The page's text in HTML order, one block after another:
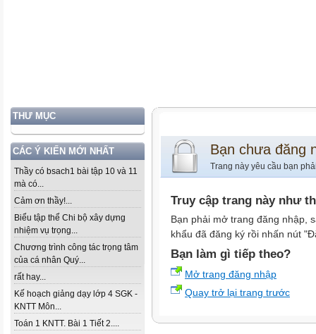
THƯ MỤC
CÁC Ý KIẾN MỚI NHẤT
Thầy có bsach1 bài tập 10 và 11
mà có...
Cảm ơn thầy!...
Biểu tập thể Chi bộ xây dựng
nhiệm vụ trọng...
Chương trình công tác trọng tâm
của cá nhân Quý...
rất hay...
Kế hoạch giảng dạy lớp 4 SGK -
KNTT Môn...
Toán 1 KNTT. Bài 1 Tiết 2....
Bạn chưa đăng
Trang này yêu cầu bạn
Truy cập trang này như
Bạn phải mở trang đăng nhập,
khẩu đã đăng ký rồi nhấn nút
Bạn làm gì tiếp theo?
Mở trang đăng nhập
Quay trở lại trang trước